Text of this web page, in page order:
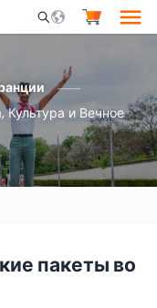
Mobile Search
и Вечное
пакеты во